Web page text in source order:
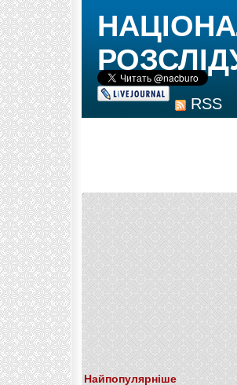
RSS
Найпопулярніше